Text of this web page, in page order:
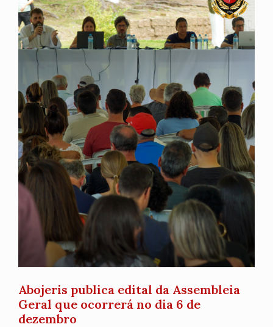
Abojeris publica edital da Assembleia
Geral que ocorrerá no dia 6 de
dezembro